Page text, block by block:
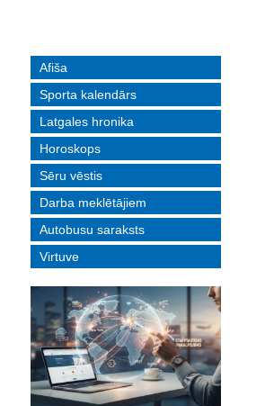
Afiša
Sporta kalendārs
Latgales hronika
Horoskops
Sēru vēstis
Darba meklētājiem
Autobusu saraksts
Virtuve